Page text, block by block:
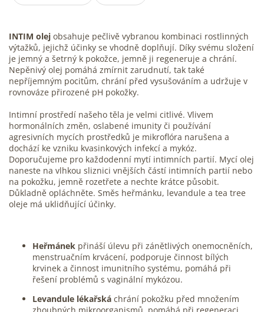
INTIM olej obsahuje pečlivě vybranou kombinaci rostlinných
výtažků, jejichž účinky se vhodně doplňují. Díky svému složení
je jemný a šetrný k pokožce, jemně ji regeneruje a chrání.
Nepěnivý olej pomáhá zmírnit zarudnutí, tak také
nepříjemným pocitům, chrání před vysušováním a udržuje v
rovnováze přirozené pH pokožky.
Intimní prostředí našeho těla je velmi citlivé. Vlivem
hormonálních změn, oslabené imunity či používání
agresivních mycích prostředků je mikroflóra narušena a
dochází ke vzniku kvasinkových infekcí a mykóz.
Doporučujeme pro každodenní mytí intimních partií. Mycí olej
naneste na vlhkou sliznici vnějších částí intimních partií nebo
na pokožku, jemně rozetřete a nechte krátce působit.
Důkladně opláchněte. Směs heřmánku, levandule a tea tree
oleje má uklidňující účinky.
Heřmánek přináší úlevu při zánětlivých onemocněních,
menstruačním krvácení, podporuje činnost bílých
krvinek a činnost imunitního systému, pomáhá při
řešení problémů s vaginální mykózou.
Levandule lékařská chrání pokožku před množením